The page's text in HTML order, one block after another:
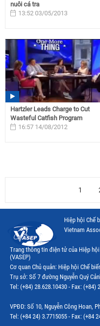
nuôi cá tra
13:52 03/05/2013
Hartzler Leads Charge to Cut
Wasteful Catfish Program
16:57 14/08/2012
1
Hiệp hội Chế
Vietnam
Trang thông tin điện tử của Hiệp
(VASEP)
Cơ quan Chủ quản: Hiệp hội Chế
Trụ sở: Số 7 đường Nguyễn Quý
Tel: (+84) 28.628.10430 - Fax:
VPĐD: Số 10, Nguyễn Công Hoan,
Tel: (+84 24) 3.7715055 - Fax: (+84